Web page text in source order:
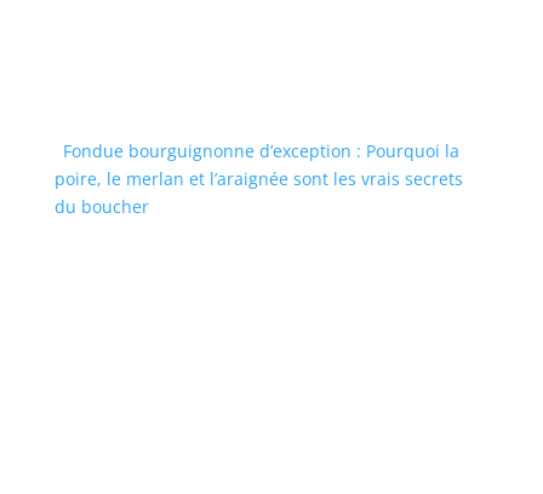
Fondue bourguignonne d’exception : Pourquoi la
poire, le merlan et l’araignée sont les vrais secrets
du boucher